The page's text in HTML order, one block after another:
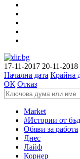
17-11-2017 20-11-2018
Начална дата Крайна
ОК Отказ
Market
#Истории от
Обяви за работа
Днес
Лайф
Корнер